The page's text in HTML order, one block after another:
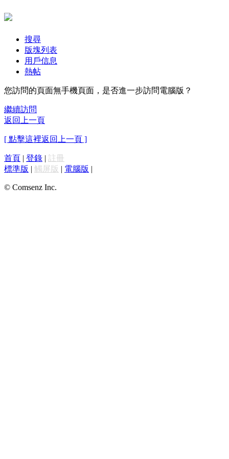
搜尋
版塊列表
用戶信息
熱帖
您訪問的頁面無手機頁面，是否進一步訪問電腦版？
繼續訪問
返回上一頁
[ 點擊這裡返回上一頁 ]
首頁 | 登錄 | 註冊
標準版 | 觸屏版 | 電腦版 |
© Comsenz Inc.